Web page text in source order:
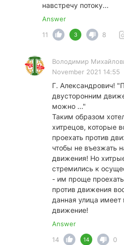
навстречу потоку...
Answer
11
3 8
Володимир
November 2021 14:55
Г. Александрович!
двусторонним
можно ..."
Таким образом
хитрецов, которые
проехать против
чтобы не въезжать
движения! Но
стремились к
- им проще
против движения
данная улица имеет
движение!
Answer
14
14 0